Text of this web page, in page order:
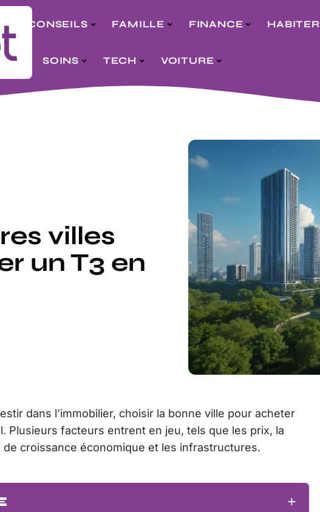
CONSEILS FAMILLE FINANCE HABITER
SOINS TECH VOITURE
villes
un T3 en
dans l’immobilier, choisir la bonne ville pour acheter
Plusieurs facteurs entrent en jeu, tels que les prix, la
croissance économique et les infrastructures.